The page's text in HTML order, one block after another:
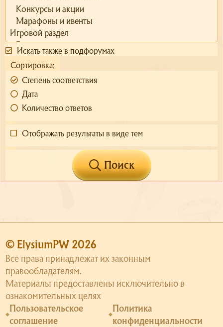
Искать также в подфорумах
Сортировка
Степень соответствия
Дата
Количество ответов
Отображать результаты в виде тем
Поиск
© ElysiumPW 2026
Все права принадлежат их законным
правообладателям.
Материалы предоставлены исключительно в
ознакомительных целях
Пользовательское
соглашение
Политика
конфиденциальности